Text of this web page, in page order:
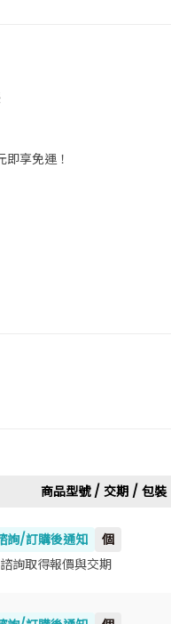
享免運！
高度(mm)
商品型號 / 交期 / 包裝
273
詢/訂購後通知
個
詢取得報價與交期